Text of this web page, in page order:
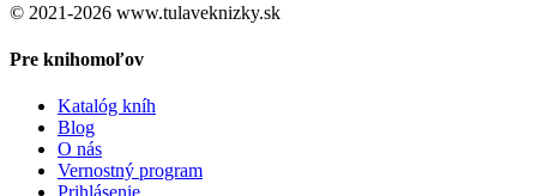
© 2021-2026 www.tulaveknizky.sk
Pre knihomoľov
Katalóg kníh
Blog
O nás
Vernostný program